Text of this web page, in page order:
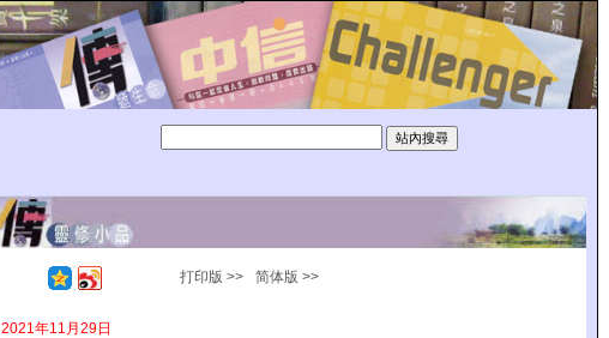
打印版 >> 简体版 >>
2021年11月29日